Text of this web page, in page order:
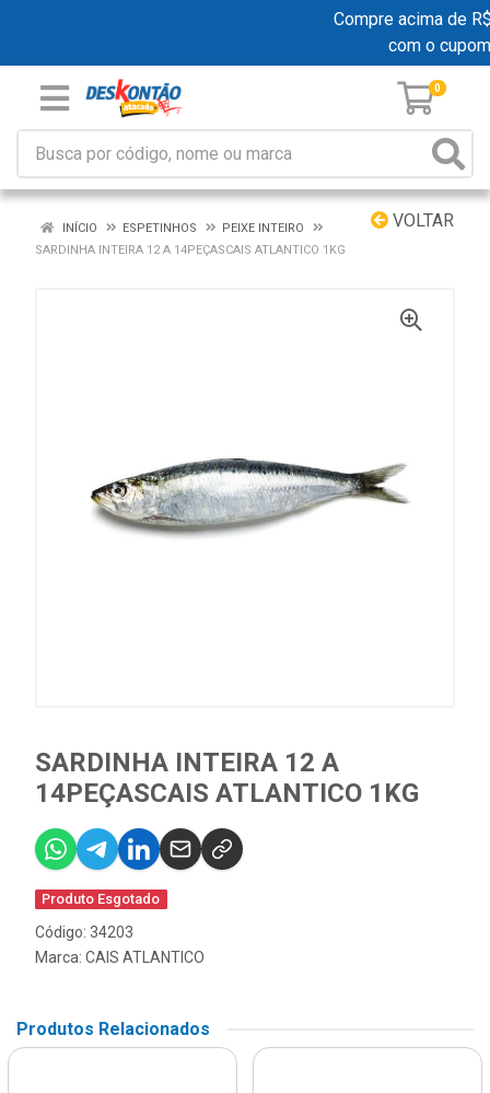
Compre acima de
com o
0
VOLTAR
INÍCIO ESPETINHOS
PEIXE INTEIRO
SARDINHA INTEIRA 12 A 14PEÇASCAIS ATLANTICO 1KG
SARDINHA INTEIRA 12 A
14PEÇASCAIS ATLANTICO 1KG
Produto Esgotado
Código: 34203
Marca: CAIS ATLANTICO
Produtos Relacionados